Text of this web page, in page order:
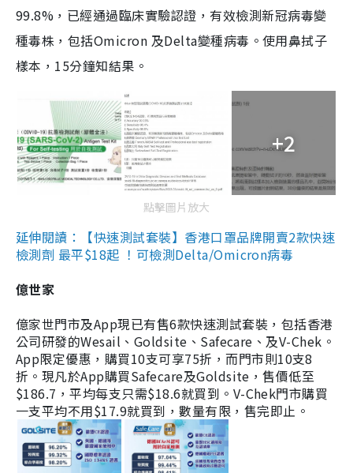
99.8%，已經通過臨床實驗認證，有效檢測新冠病毒變
種毒株，包括Omicron 及Delta變種病毒。使用鼻拭子
樣本，15分鐘知結果。
+2
點擊圖片放大
延伸閱讀：【快速測試套裝】香港口罩品牌開賣2款快速
檢測劑 最平$18起 ！可檢測Delta/Omicron病毒
億世家
億家世門市及App現已有售6款快速測試套裝，包括香港
公司研發的Wesail、Goldsite、Safecare、及V-Chek。
App限定優惠，購買10支可享75折，而門市則10支8
折。現凡於App購買Safecare及Goldsite，售價低至
$186.7，平均每支只需$18.6就買到。V-Chek門市購買
一支平均不用$17.9就買到，數量有限，售完即止。